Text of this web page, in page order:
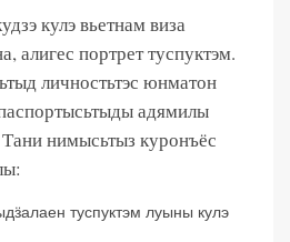
кулэ вьетнам виза
алигес портрет туспуктэм.
личностьтэс юнматон
адямилы
нимысьтыз куронъёс
туспуктэм луыны кулэ